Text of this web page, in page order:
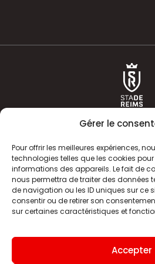
Gérer le
Pour offrir les meilleures expériences,
technologies telles que les cookies
informations des appareils. Le fait de
nous permettra de traiter des données
de navigation ou les ID uniques sur ce
consentir ou de retirer son
sur certaines caractéristiques et
Accepter
ACTUALITÉS
CLUB
BOUTIQUE